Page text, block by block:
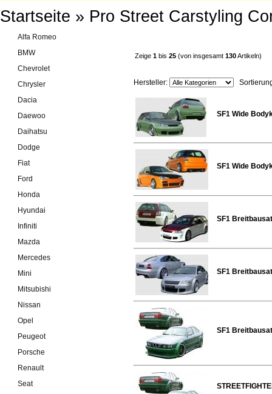
Startseite » Pro Street Carstyling
Zeige 1 bis 25 (von insgesamt 130Artikeln)
Hersteller:
SF1 Wide
SF1 Wide
SF1
SF1
SF1
Alfa Romeo
BMW
Chevrolet
Chrysler
Dacia
Daewoo
Daihatsu
Dodge
Fiat
Ford
Honda
Hyundai
Infiniti
Mazda
Mercedes
Mini
Mitsubishi
Nissan
Opel
Peugeot
Porsche
Renault
Seat